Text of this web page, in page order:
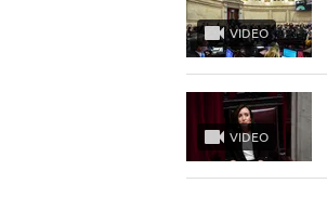
VIDEO
VIDEO